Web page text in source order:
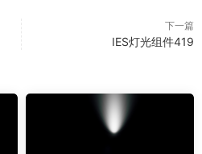
下一篇
IES灯光组件419